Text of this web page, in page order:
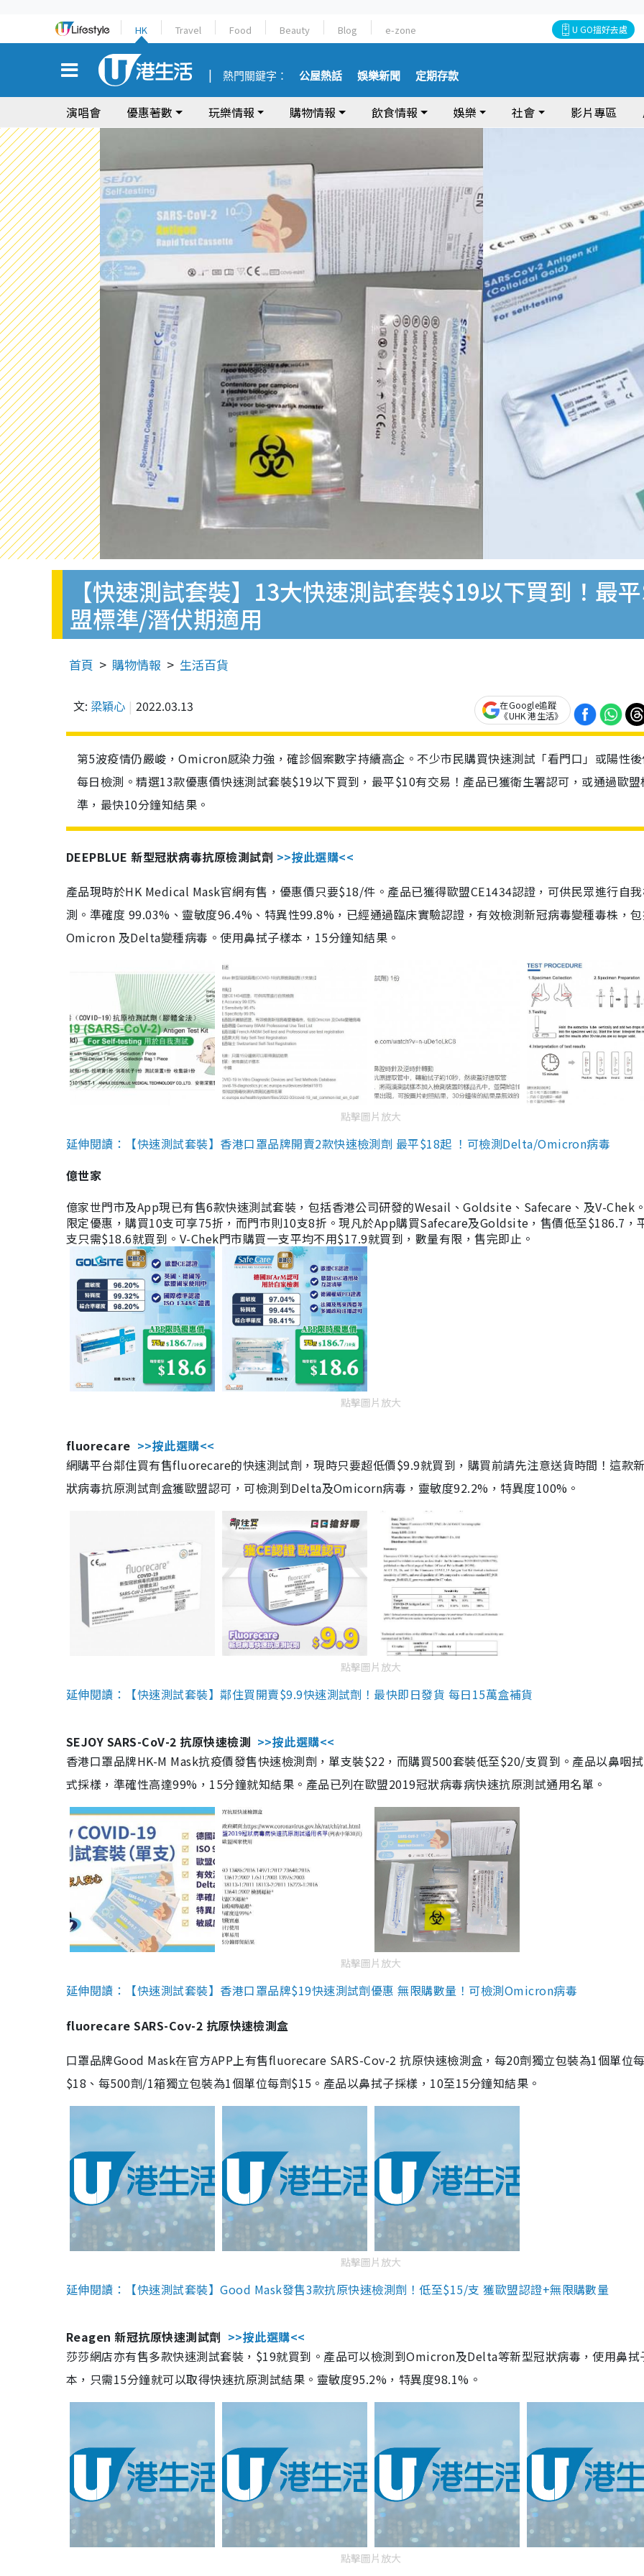
HK Travel Food Beauty Blog e-zone U GO搵好去處
熱門關鍵字： 公屋熱話 娛樂新聞 定期存款
演唱會 優惠著數 玩樂情報 購物情報 飲食情報 娛樂 社會 影片專區
【快速測試套裝】13大快速測試套裝$19以下買到！最
盟標準/潛伏期適用
首頁 購物情報 生活百貨
文: 梁穎心 2022.03.13
在Google追蹤
《UHK 港生活》
第5波疫情仍嚴峻，Omicron感染力強，確診個案數字持續高企。不少市民購買快速測試「看門口」或陽性
每日檢測。精選13款優惠價快速測試套裝$19以下買到，最平$10有交易！產品已獲衛生署認可，或通過歐盟
準，最快10分鐘知結果。
DEEPBLUE 新型冠狀病毒抗原檢測試劑 >>按此選購<<
產品現時於HK Medical Mask官網有售，優惠價只要$18/件。產品已獲得歐盟CE1434認證，可供民眾進行自
測。準確度 99.03%、靈敏度96.4%、特異性99.8%，已經通過臨床實驗認證，有效檢測新冠病毒變種毒株，
Omicron 及Delta變種病毒。使用鼻拭子樣本，15分鐘知結果。
點擊圖片放大
延伸閱讀：【快速測試套裝】香港口罩品牌開賣2款快速檢測劑 最平$18起 ！可檢測Delta/Omicron病毒
億世家
億家世門市及App現已有售6款快速測試套裝，包括香港公司研發的Wesail、Goldsite、Safecare、及V-Chek
限定優惠，購買10支可享75折，而門市則10支8折。現凡於App購買Safecare及Goldsite，售價低至$186.7，
支只需$18.6就買到。V-Chek門市購買一支平均不用$17.9就買到，數量有限，售完即止。
點擊圖片放大
fluorecare >>按此選購<<
網購平台鄰住買有售fluorecare的快速測試劑，現時只要超低價$9.9就買到，購買前請先注意送貨時間！這款
狀病毒抗原測試劑盒獲歐盟認可，可檢測到Delta及Omicorn病毒，靈敏度92.2%，特異度100%。
點擊圖片放大
延伸閱讀：【快速測試套裝】鄰住買開賣$9.9快速測試劑！最快即日發貨 每日15萬盒補貨
SEJOY SARS-CoV-2 抗原快速檢測 >>按此選購<<
香港口罩品牌HK-M Mask抗疫價發售快速檢測劑，單支裝$22，而購買500套裝低至$20/支買到。產品以鼻咽
式採樣，準確性高達99%，15分鐘就知結果。產品已列在歐盟2019冠狀病毒病快速抗原測試通用名單。
點擊圖片放大
延伸閱讀：【快速測試套裝】香港口罩品牌$19快速測試劑優惠 無限購數量！可檢測Omicron病毒
fluorecare SARS-Cov-2 抗原快速檢測盒
口罩品牌Good Mask在官方APP上有售fluorecare SARS-Cov-2 抗原快速檢測盒，每20劑獨立包裝為1個單位
$18、每500劑/1箱獨立包裝為1個單位每劑$15。產品以鼻拭子採樣，10至15分鐘知結果。
點擊圖片放大
延伸閱讀：【快速測試套裝】Good Mask發售3款抗原快速檢測劑！低至$15/支 獲歐盟認證+無限購數量
Reagen 新冠抗原快速測試劑 >>按此選購<<
莎莎網店亦有售多款快速測試套裝，$19就買到。產品可以檢測到Omicron及Delta等新型冠狀病毒，使用鼻拭
本，只需15分鐘就可以取得快速抗原測試結果。靈敏度95.2%，特異度98.1%。
點擊圖片放大